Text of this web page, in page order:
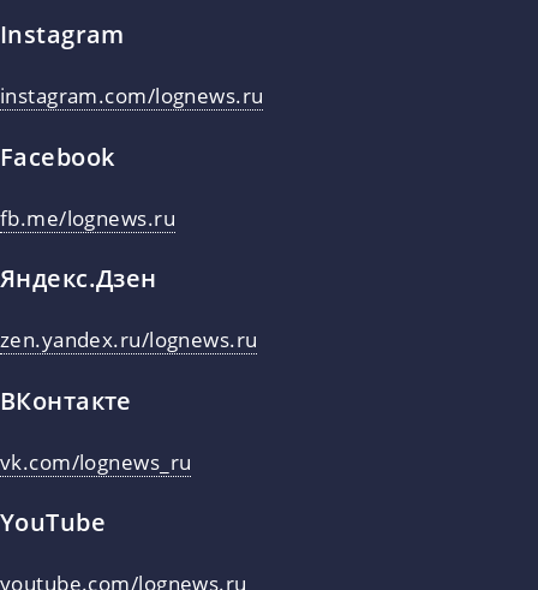
Instagram
instagram.com/lognews.ru
Facebook
fb.me/lognews.ru
Яндекс.Дзен
zen.yandex.ru/lognews.ru
ВКонтакте
vk.com/lognews_ru
YouTube
youtube.com/lognews.ru